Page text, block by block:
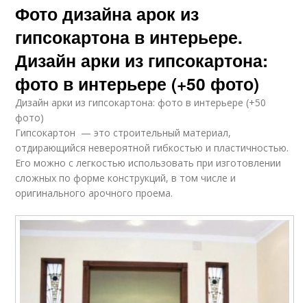
Фото дизайна арок из
гипсокартона в интерьере.
Дизайн арки из гипсокартона:
фото в интерьере (+50 фото)
Дизайн арки из гипсокартона: фото в интерьере (+50
фото)
Гипсокартон — это строительный материал,
отдирающийся невероятной гибкостью и пластичностью.
Его можно с легкостью использовать при изготовлении
сложных по форме конструкций, в том числе и
оригинального арочного проема.